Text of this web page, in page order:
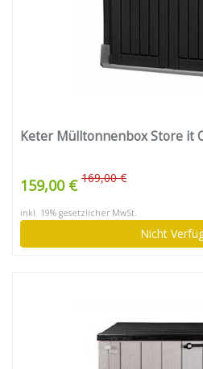
Keter Mülltonnenbox Store it
159,00 € 169,00 €
inkl. 19% gesetzlicher MwSt.
Nicht